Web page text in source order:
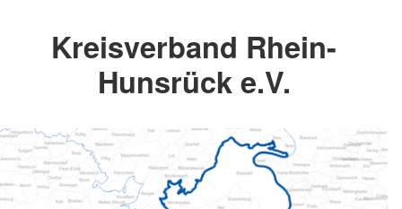
Kreisverband Rhein-
Hunsrück e.V.